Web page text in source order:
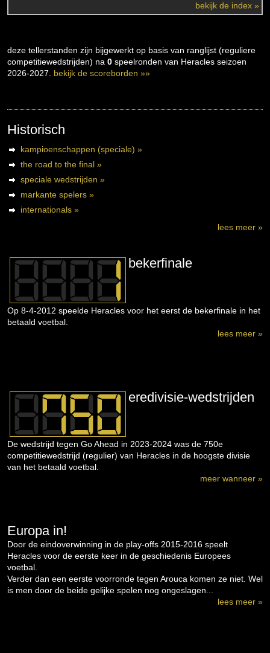
bekijk de index »
deze tellerstanden zijn bijgewerkt op basis van ranglijst (reguliere
competitiewedstrijden) na 0 speelronden van Heracles seizoen
2026-2027. bekijk de scoreborden »»
Historisch
kampioenschappen (speciale) »
the road to the final »
speciale wedstrijden »
markante spelers »
internationals »
lees meer »
bekerfinale
Op 8-4-2012 speelde Heracles voor het eerst de bekerfinale in het
betaald voetbal.
lees meer »
eredivisie-wedstrijden
De wedstrijd tegen Go Ahead in 2023-2024 was de 750e
competitiewedstrijd (regulier) van Heracles in de hoogste divisie
van het betaald voetbal.
meer wanneer »
Europa in!
Door de eindoverwinning in de play-offs 2015-2016 speelt
Heracles voor de eerste keer in de geschiedenis Europees
voetbal.
Verder dan een eerste voorronde tegen Arouca komen ze niet. Wel
is men door de beide gelijke spelen nog ongeslagen...
lees meer »